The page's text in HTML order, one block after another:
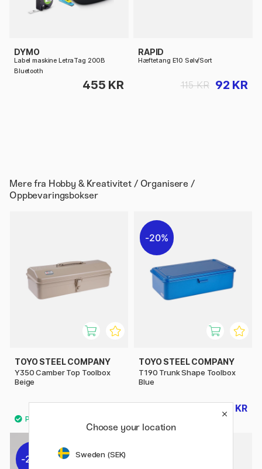
DYMO
Label maskine LetraTag 200B
Bluetooth
455 KR
RAPID
Hæftetang E10 Sølv/Sort
92 KR
115 KR
Mere fra Hobby & Kreativitet / Organisere /
Oppbevaringsbokser
TOYO STEEL COMPANY
Y350 Camber Top Toolbox
Beige
20%
TOYO STEEL COMPANY
T190 Trunk Shape Toolbox
Blue
196 KR
20%
Choose your location
Sweden (SEK)